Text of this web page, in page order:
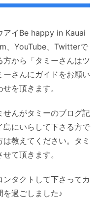
アイBe happy in Kauai
、YouTube、Twitterで
から「タミーさんはツ
さんにガイドをお願い
を頂きます。
せんがタミーのブログ記
にいらして下さる方で
教えてください。タミ
て頂きます。
タクトして下さってカ
を過ごしました♪